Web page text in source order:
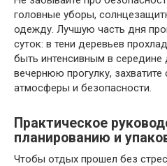
головные уборы,
одежду. Лучшую часть дня
суток: в тени деревьев
быть интенсивным в середине
вечернюю прогулку,
атмосферы и безопасности.
Практическое
планированию и
Чтобы отдых прошел без